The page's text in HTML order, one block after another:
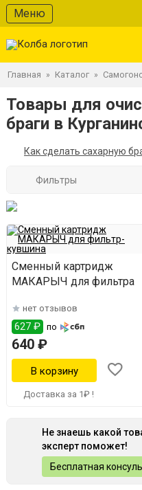
Меню
Главная » Каталог »
Товары для
браги в
Как сделать сахарную
Фильтры
Сменный картридж
МАКАРЫЧ для фильтра
нет отзывов
627 ₽ по
640 ₽
Доставка за 1₽ !
Не знаешь какой
эксперт поможет!
Бесплатная